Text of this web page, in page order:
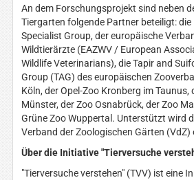
An dem Forschungsprojekt sind neben
Tiergarten folgende Partner beteiligt: die
Specialist Group, der europäische
Wildtierärzte (EAZWV / European
Wildlife Veterinarians), die Tapir and
Group (TAG) des europäischen
Köln, der Opel-Zoo Kronberg im
Münster, der Zoo Osnabrück, der Zoo
Grüne Zoo Wuppertal. Unterstützt wird
Verband der Zoologischen Gärten (VdZ)
Über die Initiative "Tierversuche
"Tierversuche verstehen" (TVV) ist eine